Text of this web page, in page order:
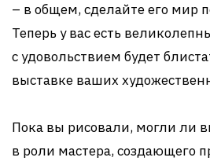
– в общем, сделайте его мир
Теперь у вас есть
с удовольствием будет
выставке ваших
Пока вы рисовали, могли ли
в роли мастера, создающего